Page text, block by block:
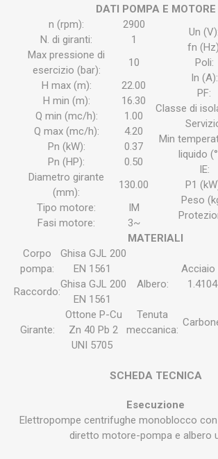
DATI POMPA E MOTORE
n (rpm):
2900
N. di giranti:
1
Max pressione di
esercizio (bar):
10
H max (m):
22.00
H min (m):
16.30
Q min (mc/h):
1.00
Q max (mc/h):
4.20
Pn (kW):
0.37
Pn (HP):
0.50
Diametro girante
(mm):
130.00
Tipo motore:
IM
Fasi motore:
3~
Un (V):
fn
Poli:
In (A):
PF:
Classe di
Min
liquido
IE:
P1
Peso
MATERIALI
Corpo
pompa:
Ghisa GJL 200
EN 1561
Raccordo:
Ghisa GJL 200
EN 1561
Girante:
Ottone P-Cu
Zn 40 Pb 2
UNI 5705
Albero:
Acciaio
Tenuta
meccanica:
SCHEDA TECNICA
Esecuzione
Elettropompe centrifughe monoblocco
diretto motore-pompa e albero